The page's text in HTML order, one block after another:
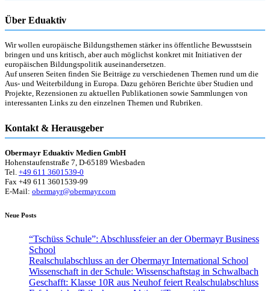
Über Eduaktiv
Wir wollen europäische Bildungsthemen stärker ins öffentliche Bewusstsein
bringen und uns kritisch, aber auch möglichst konkret mit Initiativen der
europäischen Bildungspolitik auseinandersetzen.
Auf unseren Seiten finden Sie Beiträge zu verschiedenen Themen rund um die
Aus- und Weiterbildung in Europa. Dazu gehören Berichte über Studien und
Projekte, Rezensionen zu aktuellen Publikationen sowie Sammlungen von
interessanten Links zu den einzelnen Themen und Rubriken.
Kontakt & Herausgeber
Obermayr Eduaktiv Medien GmbH
Hohenstaufenstraße 7, D-65189 Wiesbaden
Tel. +49 611 3601539-0
Fax +49 611 3601539-99
E-Mail: obermayr@obermayr.com
Neue Posts
“Tschüss Schule”: Abschlussfeier an der Obermayr Business
School
Realschulabschluss an der Obermayr International School
Wissenschaft in der Schule: Wissenschaftstag in Schwalbach
Geschafft: Klasse 10R aus Neuhof feiert Realschulabschluss